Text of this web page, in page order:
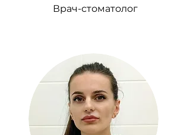
Врач-стоматолог